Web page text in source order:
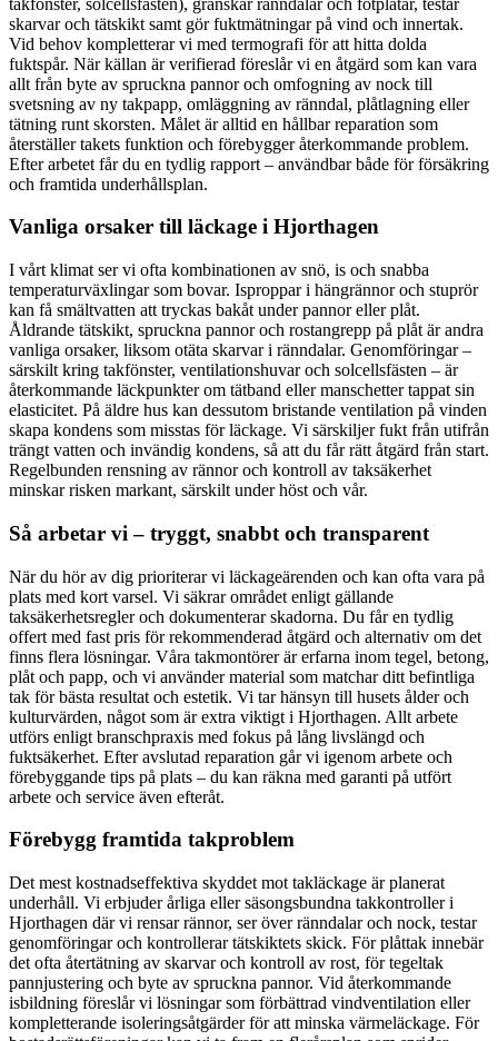
skarvar och tätskikt samt gör fuktmätningar på vind och innertak.
Vid behov kompletterar vi med termografi för att hitta dolda
fuktspår. När källan är verifierad föreslår vi en åtgärd som kan vara
allt från byte av spruckna pannor och omfogning av nock till
svetsning av ny takpapp, omläggning av ränndal, plåtlagning eller
tätning runt skorsten. Målet är alltid en hållbar reparation som
återställer takets funktion och förebygger återkommande problem.
Efter arbetet får du en tydlig rapport – användbar både för försäkring
och framtida underhållsplan.
Vanliga orsaker till läckage i Hjorthagen
I vårt klimat ser vi ofta kombinationen av snö, is och snabba
temperaturväxlingar som bovar. Isproppar i hängrännor och stuprör
kan få smältvatten att tryckas bakåt under pannor eller plåt.
Åldrande tätskikt, spruckna pannor och rostangrepp på plåt är andra
vanliga orsaker, liksom otäta skarvar i ränndalar. Genomföringar –
särskilt kring takfönster, ventilationshuvar och solcellsfästen – är
återkommande läckpunkter om tätband eller manschetter tappat sin
elasticitet. På äldre hus kan dessutom bristande ventilation på vinden
skapa kondens som misstas för läckage. Vi särskiljer fukt från utifrån
trängt vatten och invändig kondens, så att du får rätt åtgärd från start.
Regelbunden rensning av rännor och kontroll av taksäkerhet
minskar risken markant, särskilt under höst och vår.
Så arbetar vi – tryggt, snabbt och transparent
När du hör av dig prioriterar vi läckageärenden och kan ofta vara på
plats med kort varsel. Vi säkrar området enligt gällande
taksäkerhetsregler och dokumenterar skadorna. Du får en tydlig
offert med fast pris för rekommenderad åtgärd och alternativ om det
finns flera lösningar. Våra takmontörer är erfarna inom tegel, betong,
plåt och papp, och vi använder material som matchar ditt befintliga
tak för bästa resultat och estetik. Vi tar hänsyn till husets ålder och
kulturvärden, något som är extra viktigt i Hjorthagen. Allt arbete
utförs enligt branschpraxis med fokus på lång livslängd och
fuktsäkerhet. Efter avslutad reparation går vi igenom arbete och
förebyggande tips på plats – du kan räkna med garanti på utfört
arbete och service även efteråt.
Förebygg framtida takproblem
Det mest kostnadseffektiva skyddet mot takläckage är planerat
underhåll. Vi erbjuder årliga eller säsongsbundna takkontroller i
Hjorthagen där vi rensar rännor, ser över ränndalar och nock, testar
genomföringar och kontrollerar tätskiktets skick. För plåttak innebär
det ofta återtätning av skarvar och kontroll av rost, för tegeltak
pannjustering och byte av spruckna pannor. Vid återkommande
isbildning föreslår vi lösningar som förbättrad vindventilation eller
kompletterande isoleringsåtgärder för att minska värmeläckage. För